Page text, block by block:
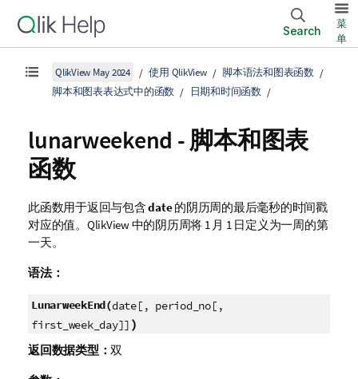
Search
菜
单
QlikView May 2024 使用 QlikView
脚本语法和图表函数
脚本和图表表达式中的函数
日期和时间函数
lunarweekend - 脚本和图表
函数
此函数用于返回与包含date的阴历周的最后毫秒的时间戳
对应的值。 QlikView中的阴历周将 1 月 1 日定义为一周的第
一天。
语法：
LunarweekEnd(date[, period_no[,
first_week_day]] )
返回数据类型：双